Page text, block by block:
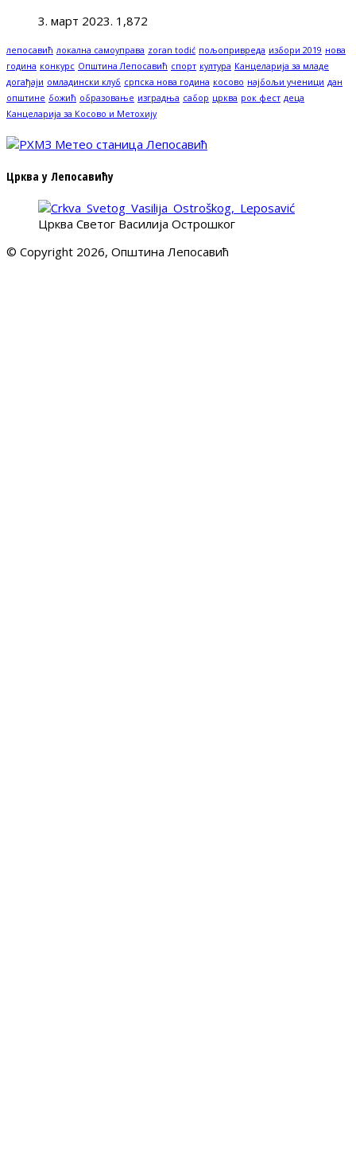
3. март 2023. 1,872
лепосавић локална самоуправа zoran todić пољопривреда избори 2019 нова
година конкурс Општина Лепосавић спорт култура Канцеларија за младе
догађаји омладински клуб српска нова година косово најбољи ученици дан
општине божић образовање изградња сабор црква рок фест деца
Канцеларија за Косово и Метохију
Црква у Лепосавићу
Црква Светог Василија Острошког
© Copyright 2026, Општина Лепосавић